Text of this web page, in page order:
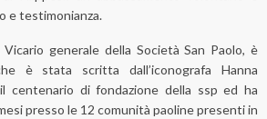
e testimonianza.
generale della Società San Paolo, è
è stata scritta dall’iconografa Hanna
centenario di fondazione della ssp ed ha
presso le 12 comunità paoline presenti in